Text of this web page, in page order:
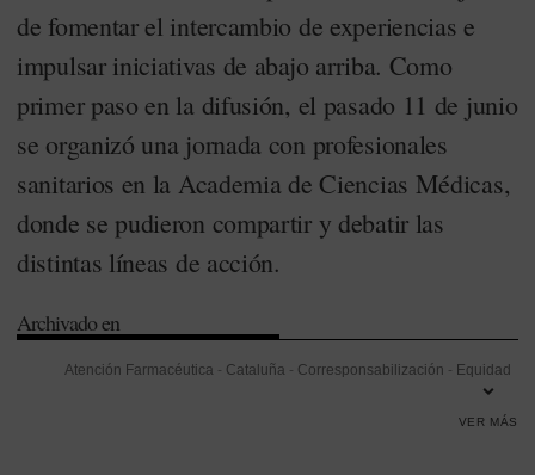
de fomentar el intercambio de experiencias e
impulsar iniciativas de abajo arriba. Como
primer paso en la difusión, el pasado 11 de junio
se organizó una jornada con profesionales
sanitarios en la Academia de Ciencias Médicas,
donde se pudieron compartir y debatir las
distintas líneas de acción.
Archivado en
Atención Farmacéutica - Cataluña - Corresponsabilización - Equidad
VER MÁS